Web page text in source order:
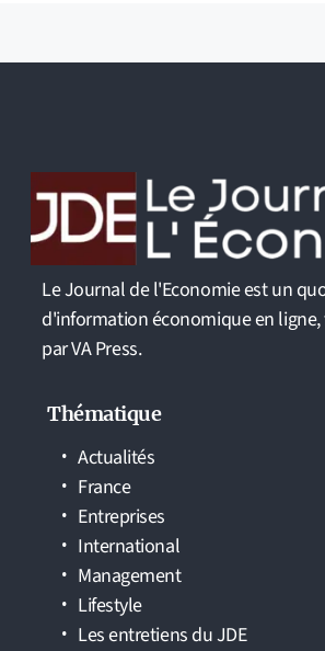
Le Journal de l'Economie est un
d'information économique en ligne,
par VA Press.
Thématique
Actualités
France
Entreprises
International
Management
Lifestyle
Les entretiens du JDE